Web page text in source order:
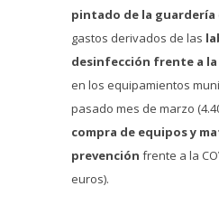
pintado de la guardería
gastos derivados de las
desinfección frente a la
en los equipamientos
pasado mes de marzo
compra de equipos y
prevención frente a la
euros).